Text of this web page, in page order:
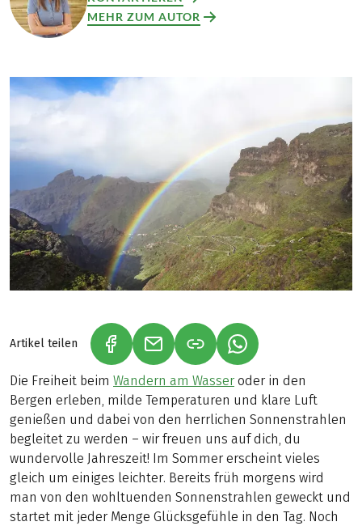
MEHR ZUM AUTOR
Artikel teilen (LINK ÖFFNET IN NEUEM TAB)
(LINK ÖFFNET IN NEUEM TAB)
(LINK ÖFFNET IN
Die Freiheit beim Wandern am Wasser oder in den
Bergen erleben, milde Temperaturen und klare Luft
genießen und dabei von den herrlichen Sonnenstrahlen
begleitet zu werden – wir freuen uns auf dich, du
wundervolle Jahreszeit! Im Sommer erscheint vieles
gleich um einiges leichter. Bereits früh morgens wird
man von den wohltuenden Sonnenstrahlen geweckt und
startet mit jeder Menge Glücksgefühle in den Tag. Noch